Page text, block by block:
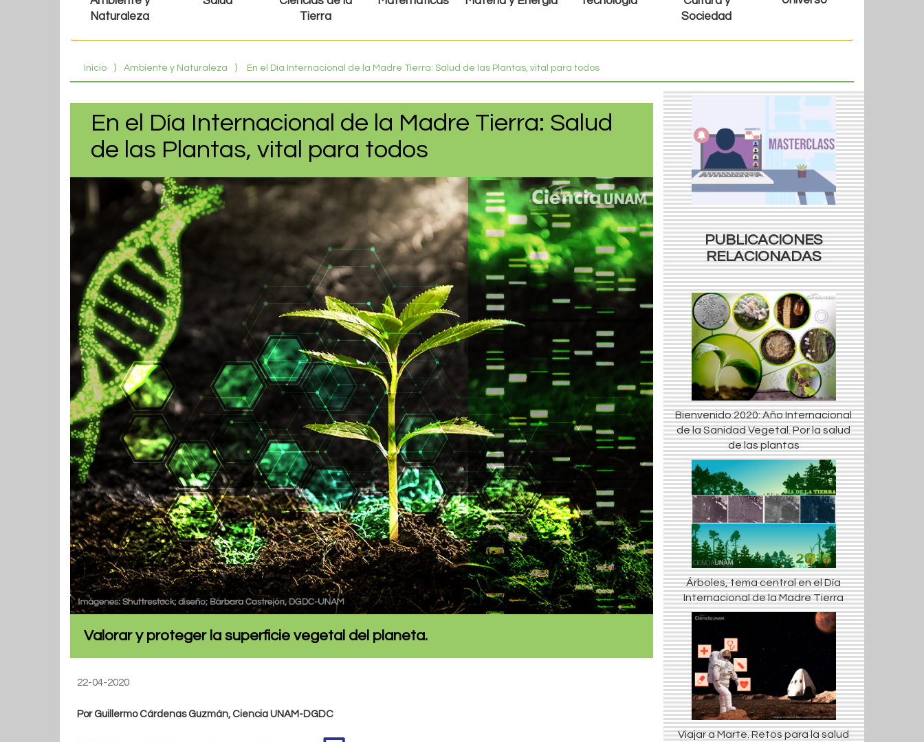
Naturaleza
Tierra
Sociedad
Inicio ⟩ Ambiente y Naturaleza ⟩ En el Día Internacional de la Madre Tierra: Salud de las Plantas, vital para todos
En el Día Internacional de la Madre Tierra: Salud
de las Plantas, vital para todos
Valorar y proteger la superficie vegetal del planeta.
22-04-2020
Por Guillermo Cárdenas Guzmán, Ciencia UNAM-DGDC
PUBLICACIONES
RELACIONADAS
Bienvenido 2020: Año Internacional
de la Sanidad Vegetal. Por la salud
de las plantas
Árboles, tema central en el Día
Internacional de la Madre Tierra
Viajar a Marte. Retos para la salud